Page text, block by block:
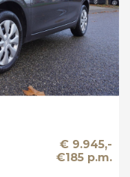
€ 9.945,-
€185 p.m.